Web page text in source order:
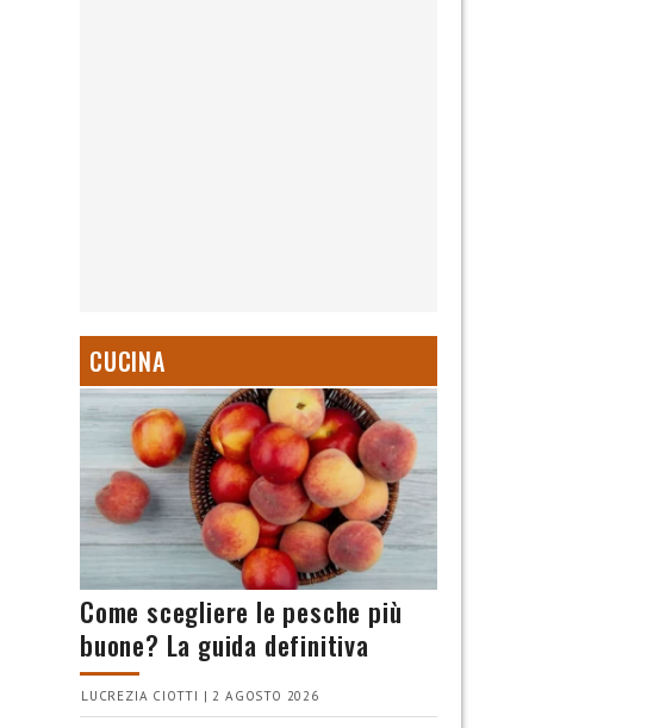
CUCINA
Come scegliere le pesche più
buone? La guida definitiva
LUCREZIA CIOTTI | 2 AGOSTO 2026